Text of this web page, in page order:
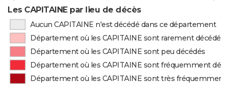
Les CAPITAINE par lieu de décès
Aucun CAPITAINE n'est décédé dans ce département
Département où les CAPITAINE sont rarement décédés
Département où les CAPITAINE sont peu décédés
Département où les CAPITAINE sont fréquemment
Département où les CAPITAINE sont très